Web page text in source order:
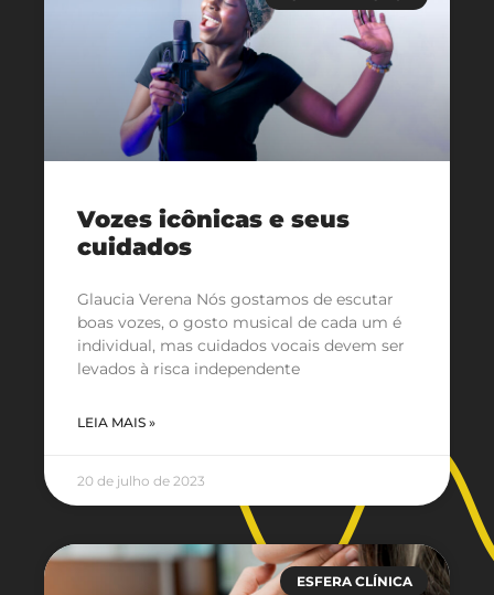
Vozes icônicas e seus
cuidados
Glaucia Verena Nós gostamos de escutar
boas vozes, o gosto musical de cada um é
individual, mas cuidados vocais devem ser
levados à risca independente
LEIA MAIS »
20 de julho de 2023
ESFERA CLÍNICA